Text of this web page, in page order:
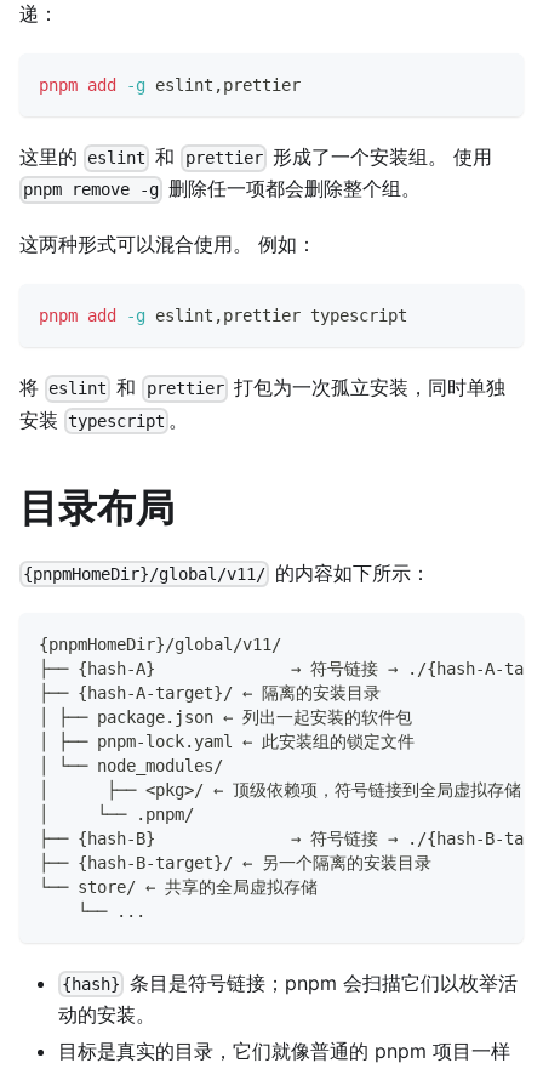
递：
pnpm add -g eslint,prettier
这里的 eslint 和 prettier形成了一个安装组。 使用
pnpm remove -g 删除任一项都会删除整个组。
这两种形式可以混合使用。 例如：
pnpm add -g eslint,prettier typescript
将 eslint 和 prettier打包为一次孤立安装，同时单独
安装 typescript 。
目录布局
{pnpmHomeDir}/global/v11/ 的内容如下所示：
{pnpmHomeDir}/global/v11/
├── {hash-A}              → 符号链接 → ./{hash-A-
├── {hash-A-target}/ ← 隔离的安装目录
│ ├── package.json ← 列出一起安装的软件包
│ ├── pnpm-lock.yaml ← 此安装组的锁定文件
│ └── node_modules/
│      ├── <pkg>/ ← 顶级依赖项，符号链接到全局虚拟存储
│     └── .pnpm/
├── {hash-B}              → 符号链接 → ./{hash-B-
├── {hash-B-target}/ ← 另一个隔离的安装目录
└── store/ ← 共享的全局虚拟存储
    └── ...
{hash} 条目是符号链接；pnpm 会扫描它们以枚举活
动的安装。
目标是真实的目录，它们就像普通的 pnpm 项目一样